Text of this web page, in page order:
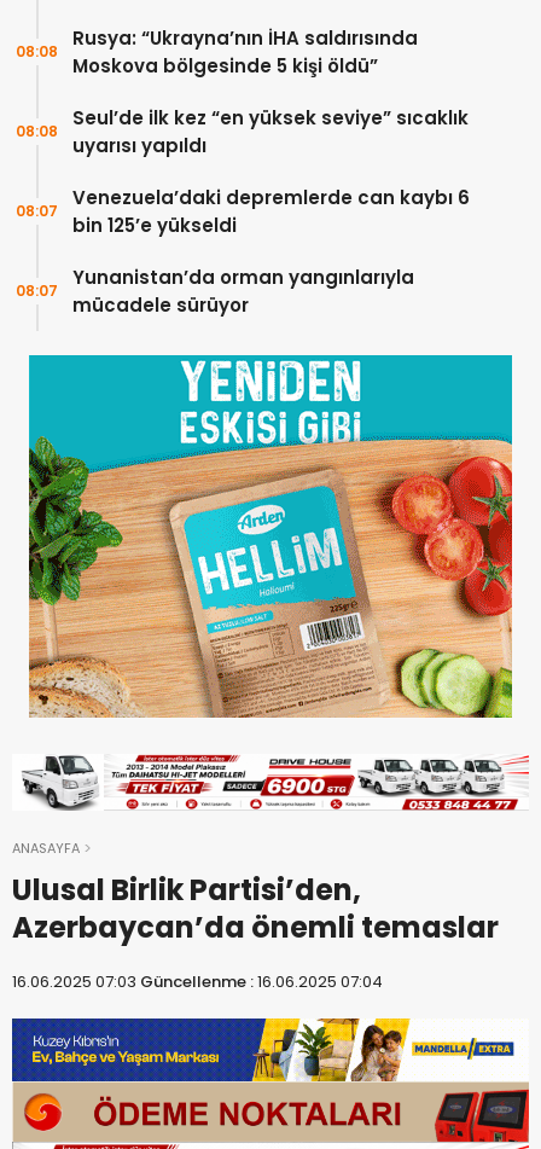
Rusya: “Ukrayna’nın İHA saldırısında
Moskova bölgesinde 5 kişi öldü”
08:08
Seul’de ilk kez “en yüksek seviye” sıcaklık
uyarısı yapıldı
08:08
Venezuela’daki depremlerde can kaybı 6
bin 125’e yükseldi
08:07
Yunanistan’da orman yangınlarıyla
mücadele sürüyor
08:07
ANASAYFA
Ulusal Birlik Partisi’den,
Azerbaycan’da önemli temaslar
16.06.2025 07:03 Güncellenme :16.06.2025 07:04